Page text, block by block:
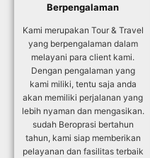
Berpengalaman
Kami merupakan Tour & Travel
yang berpengalaman dalam
melayani para client kami.
Dengan pengalaman yang
kami miliki, tentu saja anda
akan memiliki perjalanan yang
lebih nyaman dan mengasikan.
sudah Beroprasi bertahun
tahun, kami siap memberikan
pelayanan dan fasilitas terbaik